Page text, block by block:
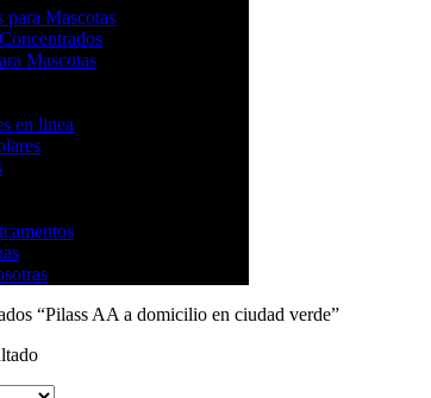
para Mascotas
Mascotas
en linea
“Pilass AA a domicilio en ciudad verde”